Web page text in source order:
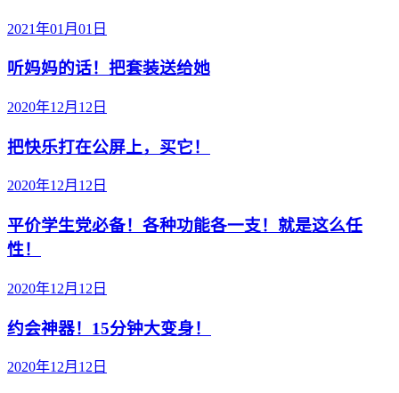
2021年01月01日
听妈妈的话！把套装送给她
2020年12月12日
把快乐打在公屏上，买它！
2020年12月12日
平价学生党必备！各种功能各一支！就是这么任
性！
2020年12月12日
约会神器！15分钟大变身！
2020年12月12日